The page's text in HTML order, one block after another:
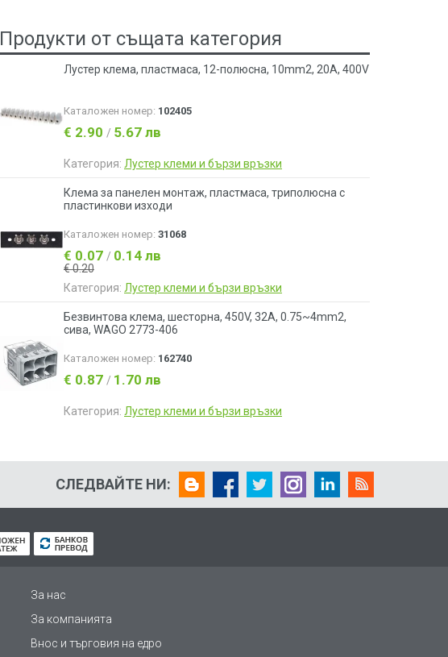
Продукти от същата категория
Лустер клема, пластмаса, 12-полюсна, 10mm2, 20A, 400V
Каталожен номер: 102405
€ 2.90 / 5.67 лв
Категория: Лустер клеми и бързи връзки
Клема за панелен монтаж, пластмаса, триполюсна с
пластинкови изходи
Каталожен номер: 31068
€ 0.07 / 0.14 лв
€ 0.20
Категория: Лустер клеми и бързи връзки
Безвинтова клема, шесторна, 450V, 32A, 0.75~4mm2,
сива, WAGO 2773-406
Каталожен номер: 162740
€ 0.87 / 1.70 лв
Категория: Лустер клеми и бързи връзки
СЛЕДВАЙТЕ НИ:
За нас
За компанията
Внос и търговия на едро